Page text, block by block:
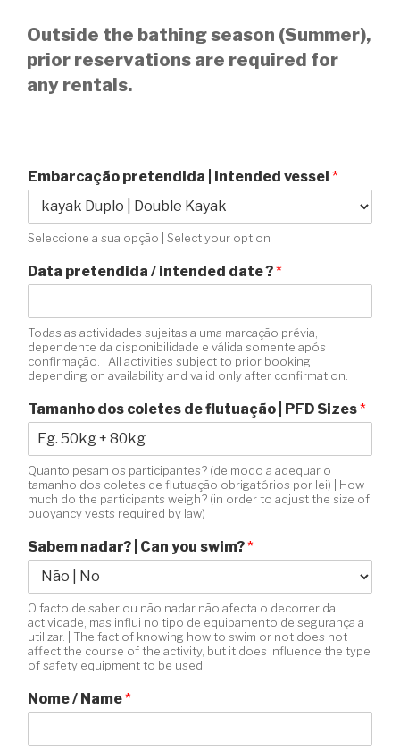
Outside the bathing season (Summer),
prior reservations are required for
any rentals.
Embarcação pretendida | intended vessel *
Seleccione a sua opção | Select your option
Data pretendida / intended date ?*
Todas as actividades sujeitas a uma marcação prévia,
dependente da disponibilidade e válida somente após
confirmação. | All activities subject to prior booking,
depending on availability and valid only after confirmation.
Tamanho dos coletes de flutuação | PFD Sizes*
Quanto pesam os participantes? (de modo a adequar o
tamanho dos coletes de flutuação obrigatórios por lei) | How
much do the participants weigh? (in order to adjust the size of
buoyancy vests required by law)
Sabem nadar? | Can you swim?*
O facto de saber ou não nadar não afecta o decorrer da
actividade, mas influi no tipo de equipamento de segurança a
utilizar. | The fact of knowing how to swim or not does not
affect the course of the activity, but it does influence the type
of safety equipment to be used.
Nome / Name*